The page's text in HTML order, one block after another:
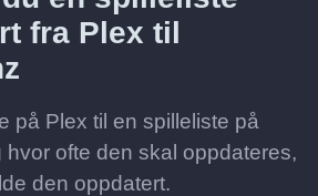
fra Plex til
på Plex til en spilleliste på
hvor ofte den skal oppdateres,
den oppdatert.